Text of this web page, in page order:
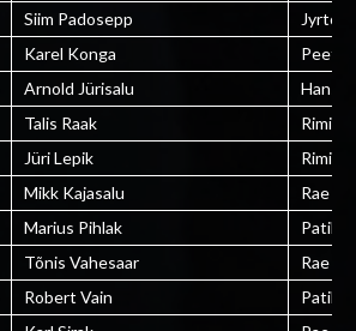
Siim Padosepp
Jyrto
Karel Konga
Peetri
Arnold Jürisalu
Talis Raak
Rimi
Jüri Lepik
Rimi
Mikk Kajasalu
Rae
Marius Pihlak
Patika
Tõnis Vahesaar
Rae
Robert Vain
Patika